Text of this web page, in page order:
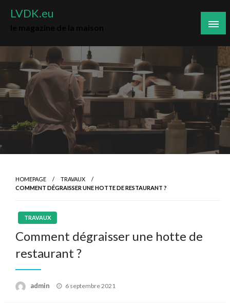
LVDK.eu
HOMEPAGE
TRAVAUX
COMMENT DÉGRAISSER UNE HOTTE DE RESTAURANT ?
TRAVAUX
Comment dégraisser une hotte de
restaurant ?
admin
Posted
6 septembre 2021